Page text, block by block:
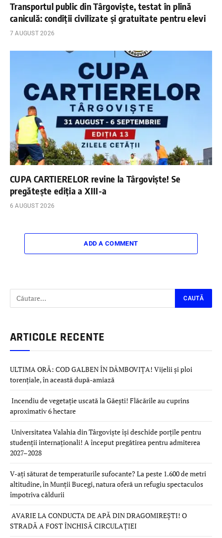
Transportul public din Târgoviște, testat în plină
caniculă: condiții civilizate și gratuitate pentru elevi
7 AUGUST 2026
CUPA CARTIERELOR revine la Târgoviște! Se
pregătește ediția a XIII-a
6 AUGUST 2026
ADD A COMMENT
ARTICOLE RECENTE
ULTIMA ORĂ: COD GALBEN ÎN DÂMBOVIȚA! Vijelii și ploi
torențiale, în această după-amiază
Incendiu de vegetație uscată la Găești! Flăcările au cuprins
aproximativ 6 hectare
Universitatea Valahia din Târgoviște își deschide porțile pentru
studenții internaționali! A început pregătirea pentru admiterea
2027–2028
V-ați săturat de temperaturile sufocante? La peste 1.600 de metri
altitudine, în Munții Bucegi, natura oferă un refugiu spectaculos
împotriva căldurii
AVARIE LA CONDUCTA DE APĂ DIN DRAGOMIREȘTI! O
STRADĂ A FOST ÎNCHISĂ CIRCULAȚIEI